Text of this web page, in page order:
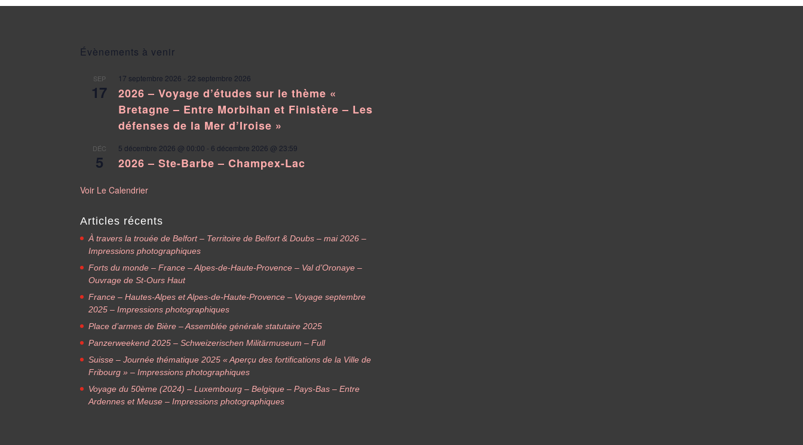
Évènements à venir
SEP
17
17 septembre 2026 - 22 septembre 2026
2026 – Voyage d’études sur le thème «
Bretagne – Entre Morbihan et Finistère – Les
défenses de la Mer d’Iroise »
DÉC
5
5 décembre 2026 @ 00:00 - 6 décembre 2026 @ 23:59
2026 – Ste-Barbe – Champex-Lac
Voir Le Calendrier
Articles récents
À travers la trouée de Belfort – Territoire de Belfort & Doubs – mai 2026 –
Impressions photographiques
Forts du monde – France – Alpes-de-Haute-Provence – Val d’Oronaye –
Ouvrage de St-Ours Haut
France – Hautes-Alpes et Alpes-de-Haute-Provence – Voyage septembre
2025 – Impressions photographiques
Place d’armes de Bière – Assemblée générale statutaire 2025
Panzerweekend 2025 – Schweizerischen Militärmuseum – Full
Suisse – Journée thématique 2025 « Aperçu des fortifications de la Ville de
Fribourg » – Impressions photographiques
Voyage du 50ème (2024) – Luxembourg – Belgique – Pays-Bas – Entre
Ardennes et Meuse – Impressions photographiques